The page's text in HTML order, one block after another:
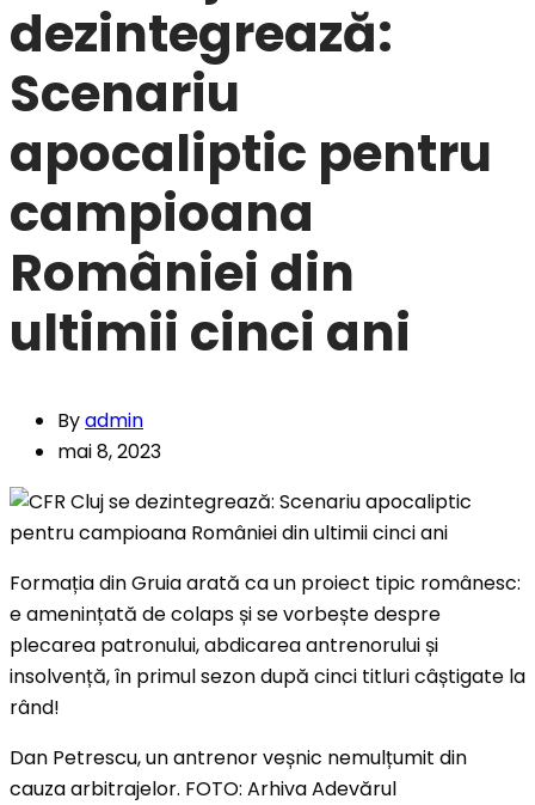
dezintegrează:
Scenariu
apocaliptic pentru
campioana
României din
ultimii cinci ani
Byadmin
mai 8, 2023
Formația din Gruia arată ca un proiect tipic românesc:
e amenințată de colaps și se vorbește despre
plecarea patronului, abdicarea antrenorului și
insolvență, în primul sezon după cinci titluri câștigate la
rând!
Dan Petrescu, un antrenor veșnic nemulțumit din
cauza arbitrajelor. FOTO: Arhiva Adevărul